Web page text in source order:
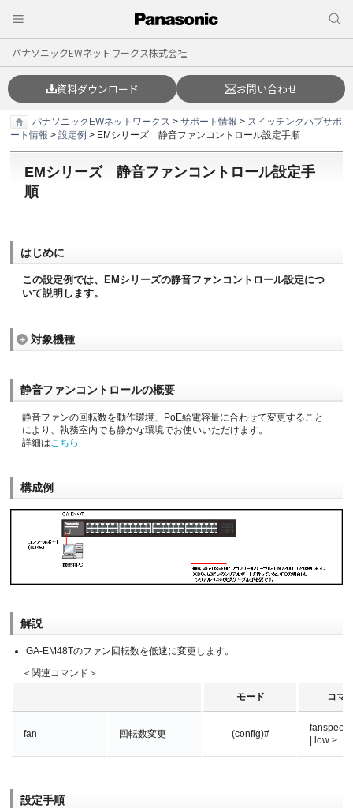
パナソニックEWネットワークス株式会社
資料ダウンロード お問い合わせ
パナソニックEWネットワークス >サポート情報 > スイッチングハブサポ
ート情報 >設定例 > EMシリーズ 静音ファンコントロール設定手順
EMシリーズ 静音ファンコントロール設定手
順
はじめに
この設定例では、EMシリーズの静音ファンコントロール設定につ
いて説明します。
対象機種
静音ファンコントロールの概要
静音ファンの回転数を動作環境、PoE給電容量に合わせて変更すること
により、執務室内でも静かな環境でお使いいただけます。
詳細はこちら
構成例
解説
GA-EM48Tのファン回転数を低速に変更します。
＜関連コマンド＞
モード コマ
fan 回転数変更 (config)#
fanspeed
| low >
設定手順